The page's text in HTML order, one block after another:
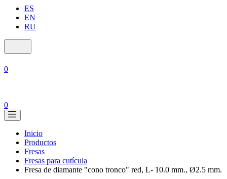
ES
EN
RU
0
0
Inicio
Productos
Fresas
Fresas para cutícula
Fresa de diamante "cono tronco" red, L- 10.0 mm., Ø2.5 mm.